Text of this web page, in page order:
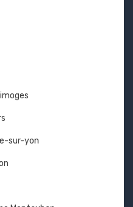
sur-yon